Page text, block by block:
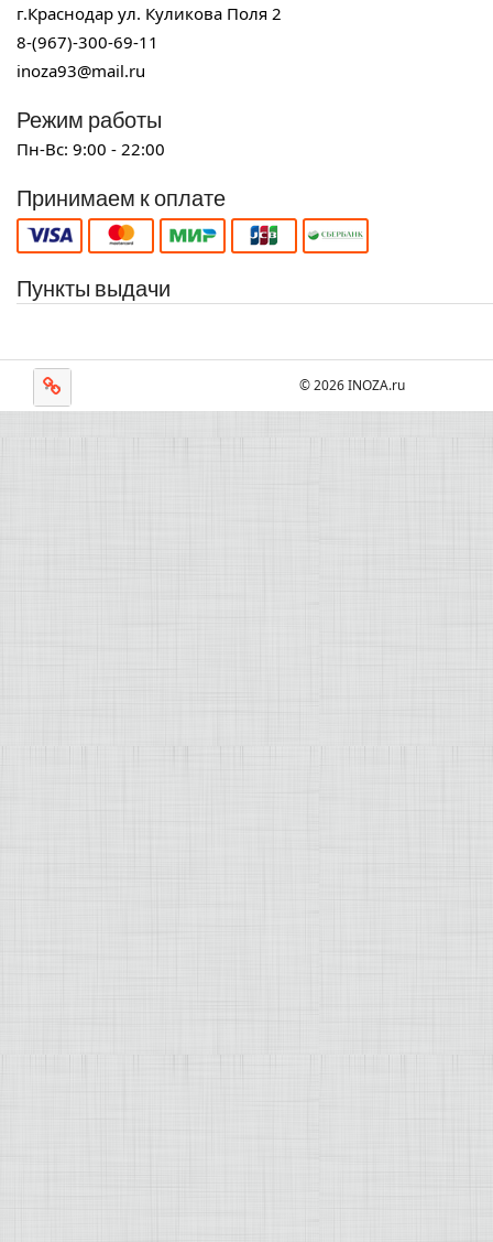
г.Краснодар ул. Куликова Поля 2
8-(967)-300-69-11
inoza93@mail.ru
Режим работы
Пн-Вс: 9:00 - 22:00
Принимаем к оплате
Пункты выдачи
© 2026 INOZA.ru